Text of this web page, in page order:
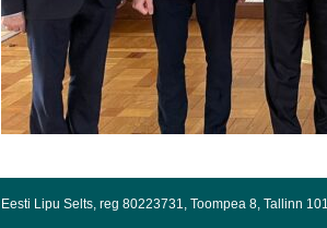
Eesti Lipu Selts, reg 80223731, Toompea 8, Tallinn